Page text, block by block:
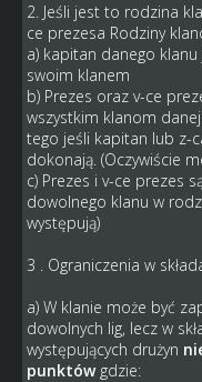
2. Jeśli jest to rodzina
ce prezesa Rodziny
a) kapitan danego
swoim klanem
b) Prezes oraz v-ce
wszystkim klanom
tego jeśli kapitan lub z-
dokonają. (Oczywiście
c) Prezes i v-ce prezes
dowolnego klanu w
występują)
3 . Ograniczenia w
a) W klanie może być
dowolnych lig, lecz w
występujących drużyn
punktówgdzie: